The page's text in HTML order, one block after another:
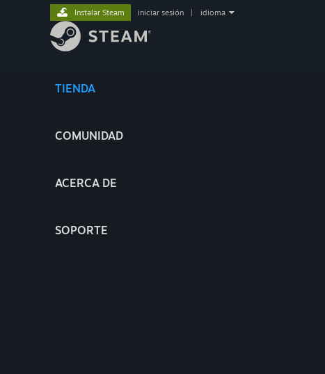
TIENDA
COMUNIDAD
ACERCA DE
SOPORTE
Instalar Steam iniciar sesión idioma